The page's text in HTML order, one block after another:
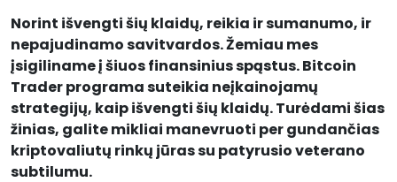
Norint išvengti šių klaidų, reikia ir sumanumo, ir
nepajudinamo savitvardos. Žemiau mes
įsigiliname į šiuos finansinius spąstus. Bitcoin
Trader programa suteikia neįkainojamų
strategijų, kaip išvengti šių klaidų. Turėdami šias
žinias, galite mikliai manevruoti per gundančias
kriptovaliutų rinkų jūras su patyrusio veterano
subtilumu.